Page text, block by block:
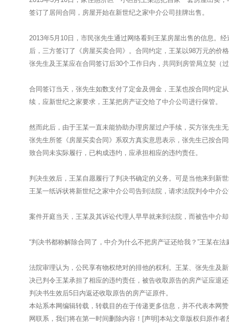
签订了居间合同，房屋开始在新世纪之家中介公司挂牌出售。
2013年5月10日，市民张先生通过网络看到王某房屋出售的信息。
后，三方签订了《房屋买卖合同》。合同约定，王某以98万元的价
张先生及王某应在合同签订后30个工作日内，共同到房管局立契（
合同签订当天，张先生如数支付了定金及佣金，王某也按合同约定
续，应新世纪之家要求，王某把房产证交给了中介公司进行保管。
然而此后，由于王某一直未能协助办理房屋过户手续，买方张先生
张先生所签《房屋买卖合同》系双方真实意思表示，张先生已按合
致合同未实际履行，已构成违约，应承担相应的违约责任。
判决生效后，王某自愿履行了判决书确定的义务。可是当他来到新
王某一纸诉状将新世纪之家中介公司告到法院，请求法院判令中介
案件开庭当天，王某及其诉讼代理人早早就来到法院，而被告中介
“判决书都称解除合同了，中介为什么不把房产证还给我？”王某在法
法院审理认为，公民享有物权绝对的排他的权利。王某、张先生及
决已判令王某承担了相应的违约责任，被告收取原告的房产证应退
判决书生效后5日内返还收取原告的房产证原件。
本站系本网编辑转载，转载目的在于传递更多信息，并不代表本网
网联系，我们将在第一时间删除内容！[声明]本站文章版权归原作